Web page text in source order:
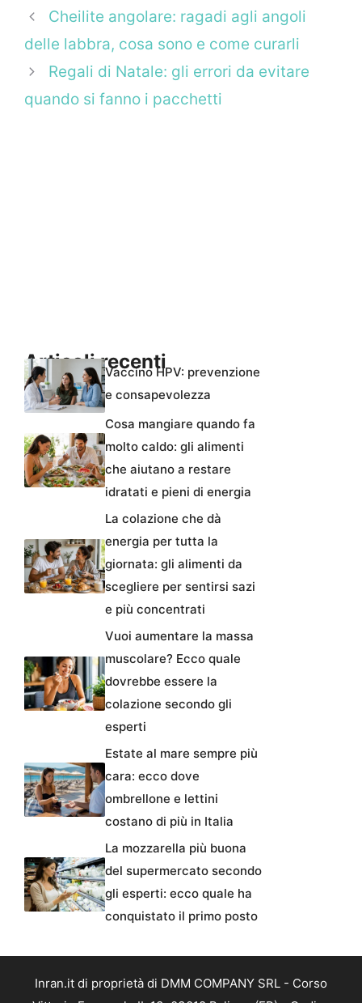
Cheilite angolare: ragadi agli angoli
delle labbra, cosa sono e come curarli
Regali di Natale: gli errori da evitare
quando si fanno i pacchetti
Articoli recentiVaccino HPV: prevenzione
e consapevolezza
Cosa mangiare quando fa
molto caldo: gli alimenti
che aiutano a restare
idratati e pieni di energia
La colazione che dà
energia per tutta la
giornata: gli alimenti da
scegliere per sentirsi sazi
e più concentrati
Vuoi aumentare la massa
muscolare? Ecco quale
dovrebbe essere la
colazione secondo gli
esperti
Estate al mare sempre più
cara: ecco dove
ombrellone e lettini
costano di più in Italia
La mozzarella più buona
del supermercato secondo
gli esperti: ecco quale ha
conquistato il primo posto
Inran.it di proprietà di DMM COMPANY SRL - Corso